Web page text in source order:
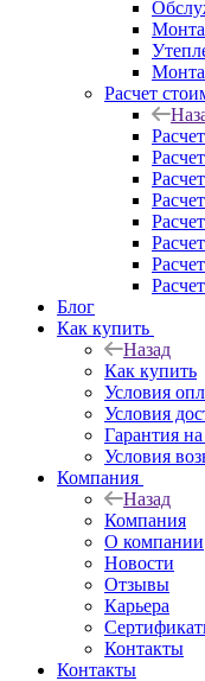
Расчет
Блог
Как купить
Назад
Как купить
Условия
Условия
Гарантия
Условия
Компания
Назад
Компания
О компании
Новости
Отзывы
Карьера
Контакты
Контакты